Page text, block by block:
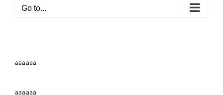
Go to...
aaaaaa
aaaaaa